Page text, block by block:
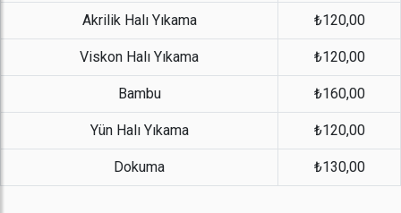
Akrilik Halı Yıkama ₺120,00
Viskon Halı Yıkama ₺120,00
Bambu ₺160,00
Yün Halı Yıkama ₺120,00
Dokuma ₺130,00